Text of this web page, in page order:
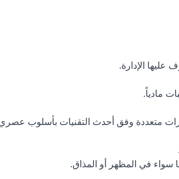
متعددة وفق أحدث التقنيات بأسلوب